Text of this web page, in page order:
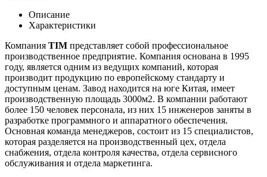
Описание
Характеристики
Компания TIM представляет собой профессиональное
производственное предприятие. Компания основана в 1995
году, является одним из ведущих компаний, которая
производит продукцию по европейскому стандарту и
доступным ценам. Завод находится на юге Китая, имеет
производственную площадь 3000м2. В компании работают
более 150 человек персонала, из них 15 инженеров заняты в
разработке программного и аппаратного обеспечения.
Основная команда менеджеров, состоит из 15 специалистов,
которая разделяется на производственный цех, отдела
снабжения, отдела контроля качества, отдела сервисного
обслуживания и отдела маркетинга.